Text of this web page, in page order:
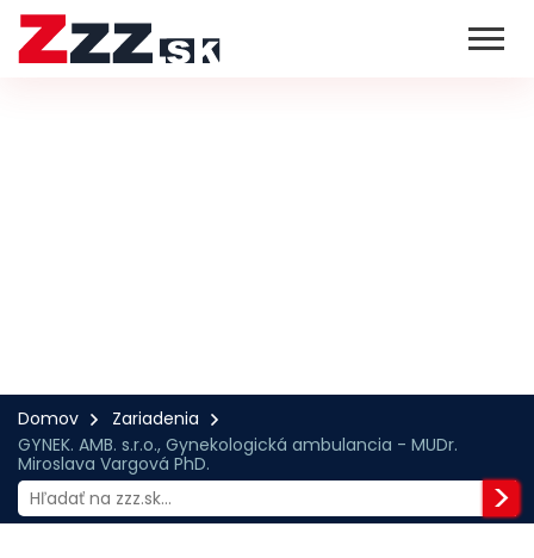
Domov
Zariadenia
GYNEK. AMB. s.r.o., Gynekologická ambulancia - MUDr.
Miroslava Vargová PhD.